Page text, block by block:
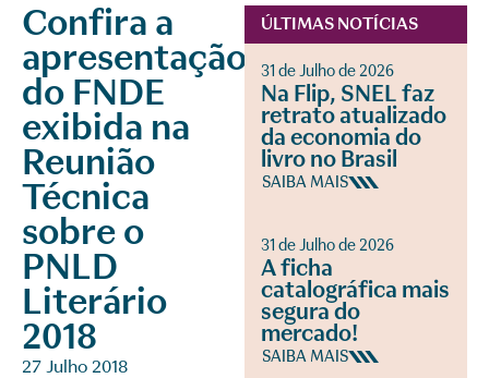
Confira a
apresentação
do FNDE
exibida na
Reunião
Técnica
sobre o
PNLD
Literário
2018
27 Julho 2018
ÚLTIMAS NOTÍCIAS
31 de Julho de 2026
Na Flip, SNEL faz
retrato atualizado
da economia do
livro no Brasil
SAIBA MAIS
31 de Julho de 2026
A ficha
catalográfica mais
segura do
mercado!
SAIBA MAIS